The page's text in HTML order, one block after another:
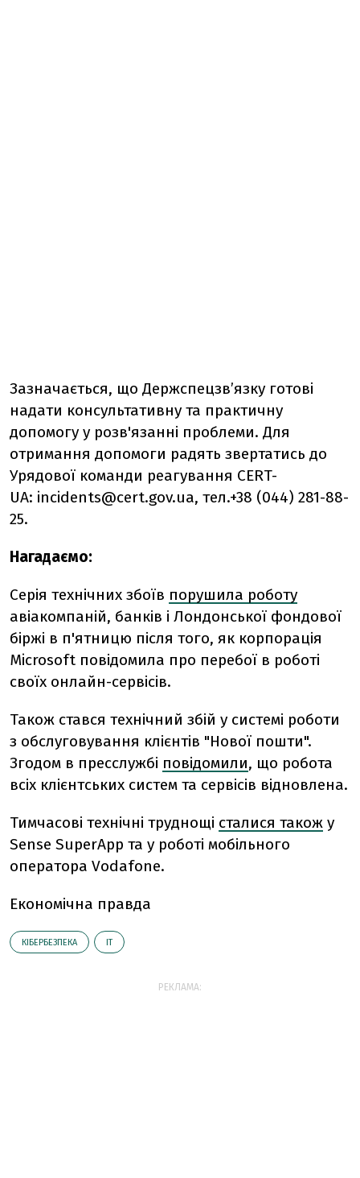
Зазначається, що Держспецзв’язку готові
надати консультативну та практичну
допомогу у розв'язанні проблеми. Для
отримання допомоги радять звертатись до
Урядової команди реагування CERT-
UA: incidents@cert.gov.ua, тел.+38 (044) 281-88-
25.
Нагадаємо:
Серія технічних збоїв порушила роботу
авіакомпаній, банків і Лондонської фондової
біржі в п'ятницю після того, як корпорація
Microsoft повідомила про перебої в роботі
своїх онлайн-сервісів.
Також стався технічний збій у системі роботи
з обслуговування клієнтів "Нової пошти".
Згодом в пресслужбі повідомили, що робота
всіх клієнтських систем та сервісів відновлена.
Тимчасові технічні труднощі сталися також у
Sense SuperApp та у роботі мобільного
оператора Vodafone.
Економічна правда
КІБЕРБЕЗПЕКА ІТ
РЕКЛАМА: